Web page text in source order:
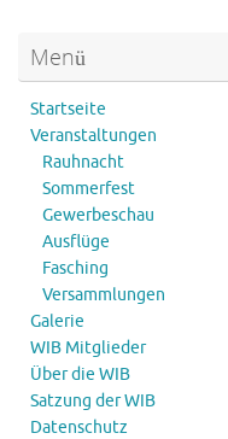
Menü
Startseite
Veranstaltungen
Rauhnacht
Sommerfest
Gewerbeschau
Ausflüge
Fasching
Versammlungen
Galerie
WIB Mitglieder
Über die WIB
Satzung der WIB
Datenschutz